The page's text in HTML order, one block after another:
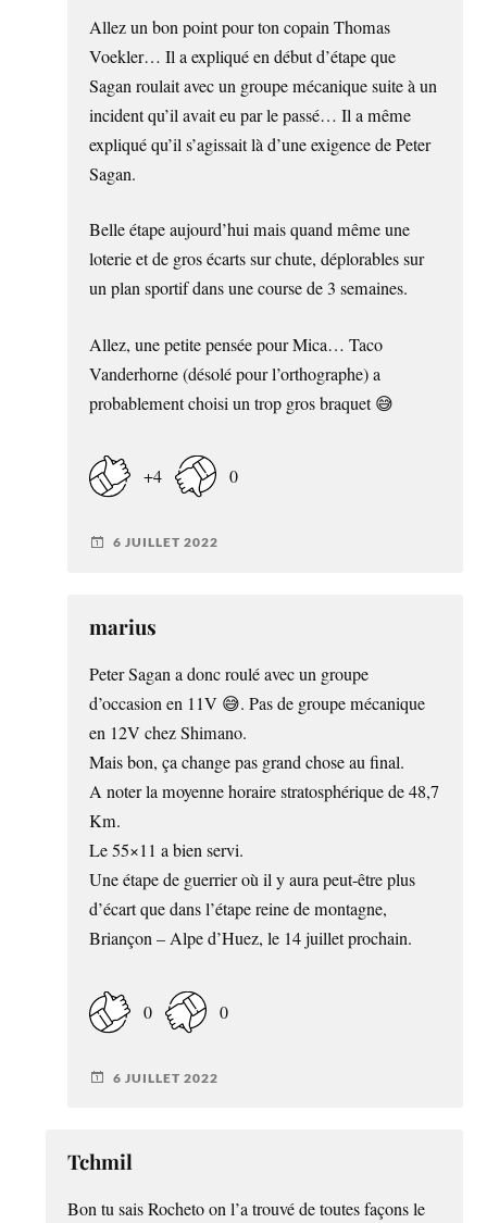
Allez un bon point pour ton copain Thomas
Voekler… Il a expliqué en début d’étape que
Sagan roulait avec un groupe mécanique suite à un
incident qu’il avait eu par le passé… Il a même
expliqué qu’il s’agissait là d’une exigence de Peter
Sagan.
Belle étape aujourd’hui mais quand même une
loterie et de gros écarts sur chute, déplorables sur
un plan sportif dans une course de 3 semaines.
Allez, une petite pensée pour Mica… Taco
Vanderhorne (désolé pour l’orthographe) a
probablement choisi un trop gros braquet 😅
+4 0
6 JUILLET 2022
marius
Peter Sagan a donc roulé avec un groupe
d’occasion en 11V 😅. Pas de groupe mécanique
en 12V chez Shimano.
Mais bon, ça change pas grand chose au final.
A noter la moyenne horaire stratosphérique de 48,7
Km.
Le 55×11 a bien servi.
Une étape de guerrier où il y aura peut-être plus
d’écart que dans l’étape reine de montagne,
Briançon – Alpe d’Huez, le 14 juillet prochain.
0 0
6 JUILLET 2022
Tchmil
Bon tu sais Rocheto on l’a trouvé de toutes façons le